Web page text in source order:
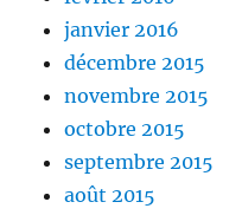
janvier 2016
décembre 2015
novembre 2015
octobre 2015
septembre 2015
août 2015